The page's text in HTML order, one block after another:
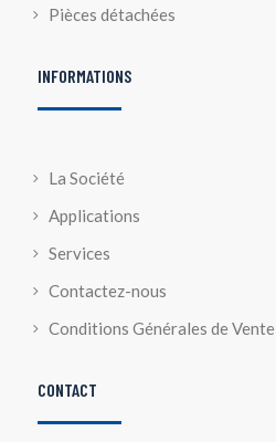
Pièces détachées
INFORMATIONS
La Société
Applications
Services
Contactez-nous
Conditions Générales de Vente
CONTACT